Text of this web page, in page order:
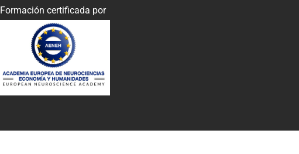
Formación certificada por